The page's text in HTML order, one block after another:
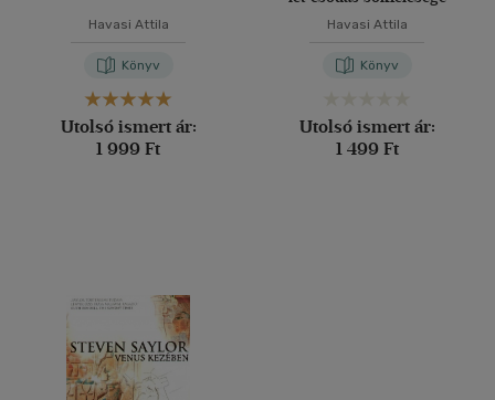
Havasi Attila
Könyv
Utolsó ismert ár:
1 999 Ft
Havasi Attila
Könyv
Utolsó ismert ár:
1 499 Ft